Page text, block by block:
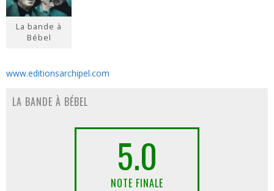
La bande à
Bébel
www.editionsarchipel.com
LA BANDE À BÉBEL
5.0
NOTE FINALE